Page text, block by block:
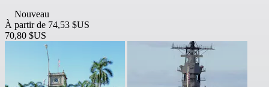
Nouveau
À partir de 74,53 $US
70,80 $US